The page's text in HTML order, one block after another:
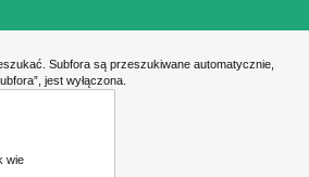
Subfora są przeszukiwane automatycznie,
jest wyłączona.